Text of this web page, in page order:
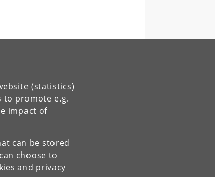
(statistics)
to promote e.g.
impact of
can be stored
choose to
and privacy